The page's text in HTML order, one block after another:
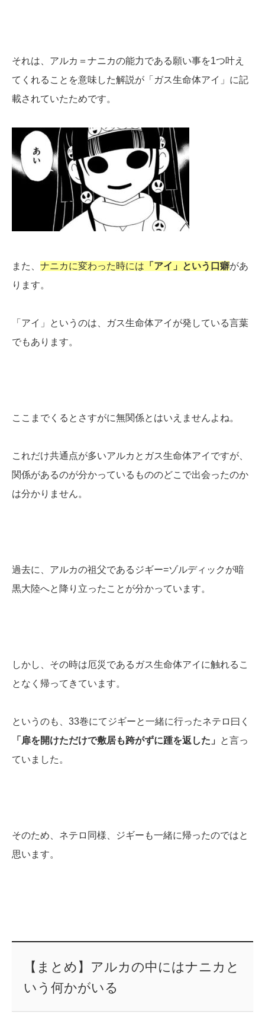
それは、アルカ＝ナニカの能力である願い事を1つ叶え
てくれることを意味した解説が「ガス生命体アイ」に記
載されていたためです。
また、 ナニカに変わった時には 「アイ」という口癖があ
ります。
「アイ」というのは、ガス生命体アイが発している言葉
でもあります。
ここまでくるとさすがに無関係とはいえませんよね。
これだけ共通点が多いアルカとガス生命体アイですが、
関係があるのが分かっているもののどこで出会ったのか
は分かりません。
過去に、アルカの祖父であるジギー=ゾルディックが暗
黒大陸へと降り立ったことが分かっています。
しかし、その時は厄災であるガス生命体アイに触れるこ
となく帰ってきています。
というのも、33巻にてジギーと一緒に行ったネテロ曰く
「扉を開けただけで敷居も跨がずに踵を返した」
と言っ
ていました。
そのため、ネテロ同様、ジギーも一緒に帰ったのではと
思います。
【まとめ】アルカの中にはナニカと
いう何かがいる